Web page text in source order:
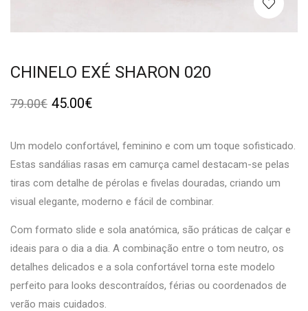
CHINELO EXÉ SHARON 020
79.00€ 45.00€
Um modelo confortável, feminino e com um toque sofisticado.
Estas sandálias rasas em camurça camel destacam-se pelas
tiras com detalhe de pérolas e fivelas douradas, criando um
visual elegante, moderno e fácil de combinar.
Com formato slide e sola anatómica, são práticas de calçar e
ideais para o dia a dia. A combinação entre o tom neutro, os
detalhes delicados e a sola confortável torna este modelo
perfeito para looks descontraídos, férias ou coordenados de
verão mais cuidados.